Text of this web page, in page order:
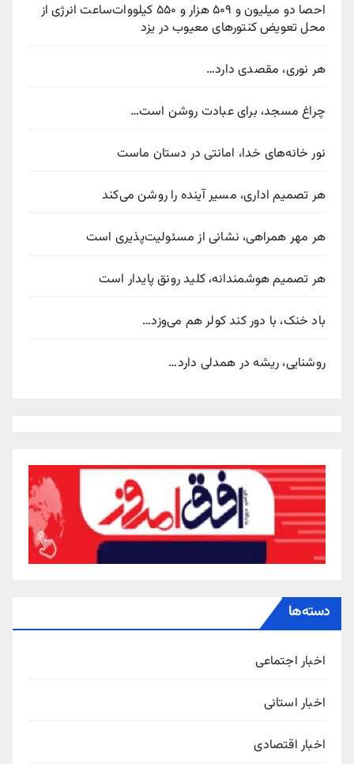
احصا دو میلیون و ۵۰۹ هزار و ۵۵۰ کیلووات‌ساعت انرژی از
محل تعویض کنتورهای معیوب در یزد
هر نوری، مقصدی دارد…
چراغ مسجد، برای عبادت روشن است…
نور خانه‌های خدا، امانتی در دستان ماست
هر تصمیم اداری، مسیر آینده را روشن می‌کند
هر مهر همراهی، نشانی از مسئولیت‌پذیری است
هر تصمیم هوشمندانه، کلید رونق پایدار است
باد خنک، با دور کند کولر هم می‌وزد…
روشنایی، ریشه در همدلی دارد…
دسته‌ها
اخبار اجتماعی
اخبار استانی
اخبار اقتصادی